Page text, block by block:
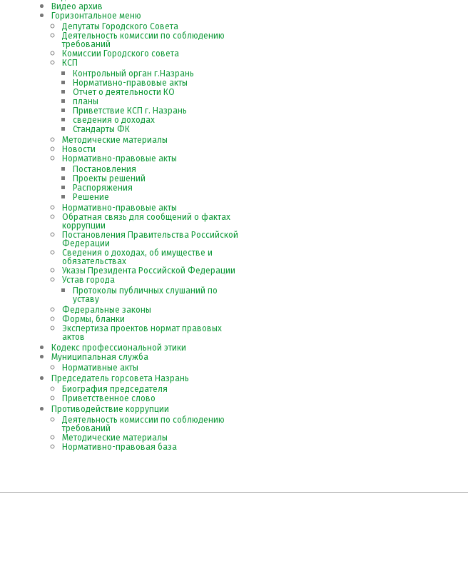
Видео архив
Горизонтальное меню
Депутаты Городского Совета
Деятельность комиссии по соблюдению
требований
Комиссии Городского совета
КСП
Контрольный орган г.Назрань
Нормативно-правовые акты
Отчет о деятельности КО
планы
Приветствие КСП г. Назрань
сведения о доходах
Стандарты ФК
Методические материалы
Новости
Нормативно-правовые акты
Постановления
Проекты решений
Распоряжения
Решение
Нормативно-правовые акты
Обратная связь для сообщений о фактах
коррупции
Постановления Правительства Российской
Федерации
Сведения о доходах, об имуществе и
обязательствах
Указы Президента Российской Федерации
Устав города
Протоколы публичных слушаний по
уставу
Федеральные законы
Формы, бланки
Экспертиза проектов нормат правовых
актов
Кодекс профессиональной этики
Муниципальная служба
Нормативные акты
Председатель горсовета Назрань
Биография председателя
Приветственное слово
Противодействие коррупции
Деятельность комиссии по соблюдению
требований
Методические материалы
Нормативно-правовая база